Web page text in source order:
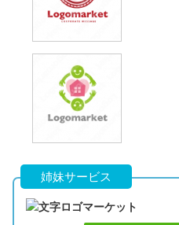
姉妹サービス